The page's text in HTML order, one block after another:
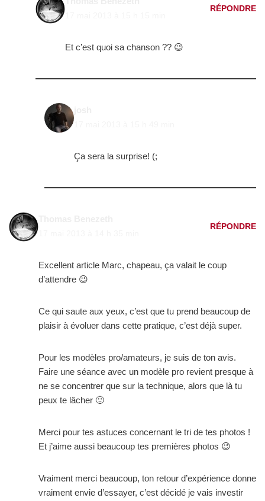
RÉPONDRE
Et c’est quoi sa chanson ?? 😉
Ça sera la surprise! (;
RÉPONDRE
Excellent article Marc, chapeau, ça valait le coup
d’attendre 😉
Ce qui saute aux yeux, c’est que tu prend beaucoup de
plaisir à évoluer dans cette pratique, c’est déjà super.
Pour les modèles pro/amateurs, je suis de ton avis.
Faire une séance avec un modèle pro revient presque à
ne se concentrer que sur la technique, alors que là tu
peux te lâcher 🙂
Merci pour tes astuces concernant le tri de tes photos !
Et j’aime aussi beaucoup tes premières photos 😉
Vraiment merci beaucoup, ton retour d’expérience donne
vraiment envie d’essayer, c’est décidé je vais investir